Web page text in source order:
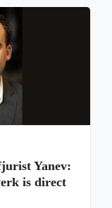
Yanev:
is direct